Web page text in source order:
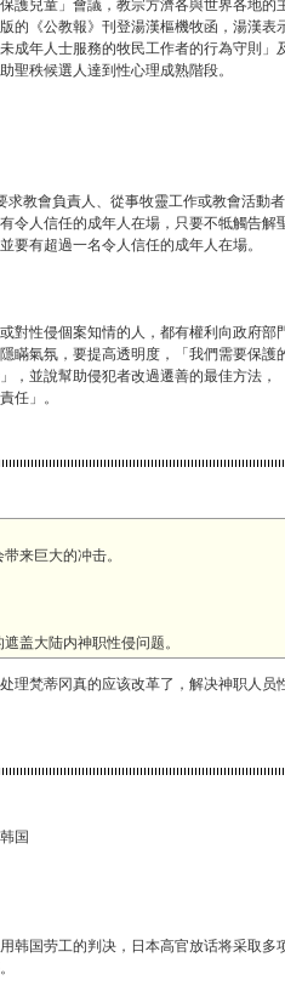
護兒童」會議，教宗方濟各與世界各地的
的《公教報》刊登湯漢樞機牧函，湯漢表
成年人士服務的牧民工作者的行為守則」
聖秩候選人達到性心理成熟階段。
求教會負責人、從事牧靈工作或教會活動
令人信任的成年人在場，只要不牴觸告解
要有超過一名令人信任的成年人在場。
對性侵個案知情的人，都有權利向政府部
瞞氣氛，要提高透明度，「我們需要保護
，並說幫助侵犯者改過遷善的最佳方法，
任」。
来巨大的冲击。
盖大陆内神职性侵问题。
理梵蒂冈真的应该改革了，解决神职人员
国
韩国劳工的判决，日本高官放话将采取多